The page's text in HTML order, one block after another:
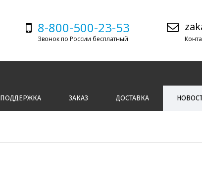
8-800-500-23-53
Звонок по России бесплатный
ПОДДЕРЖКА ЗАКАЗ ДОСТАВКА